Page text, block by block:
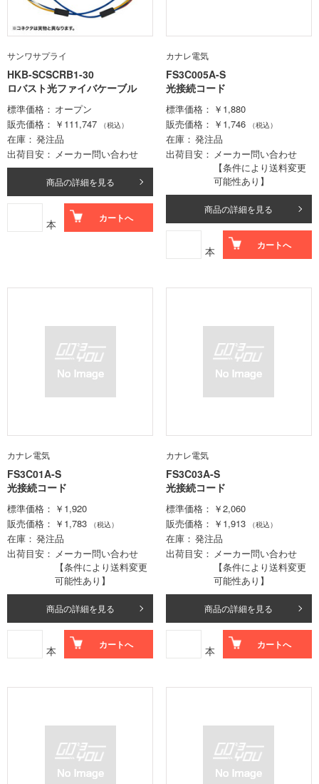
サンワサプライ
HKB-SCSCRB1-30
ロバスト光ファイバケーブル
標準価格
オープン
販売価格
￥111,747 （税込）
在庫
発注品
出荷目安
メーカー問い合わせ
商品の詳細を見る
本 カートへ
カナレ電気
FS3C005A-S
光接続コード
標準価格
￥1,880
販売価格
￥1,746 （税込）
在庫
発注品
出荷目安
メーカー問い合わせ
【条件により送料変更
可能性あり】
商品の詳細を見る
本 カートへ
カナレ電気
FS3C01A-S
光接続コード
標準価格
￥1,920
販売価格
￥1,783 （税込）
在庫
発注品
出荷目安
メーカー問い合わせ
【条件により送料変更
可能性あり】
商品の詳細を見る
本 カートへ
カナレ電気
FS3C03A-S
光接続コード
標準価格
￥2,060
販売価格
￥1,913 （税込）
在庫
発注品
出荷目安
メーカー問い合わせ
【条件により送料変更
可能性あり】
商品の詳細を見る
本 カートへ